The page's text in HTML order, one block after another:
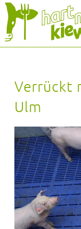
Verrückt
Ulm